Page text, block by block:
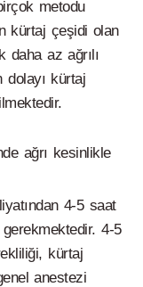
metodu
kürtaj çeşidi olan
az ağrılı
dolayı kürtaj
ağrı kesinlikle
4-5 saat
4-5
kürtaj
anestezi